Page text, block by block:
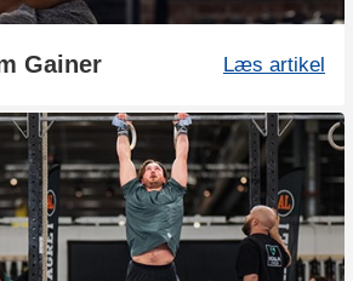
Gainer Læs artikel